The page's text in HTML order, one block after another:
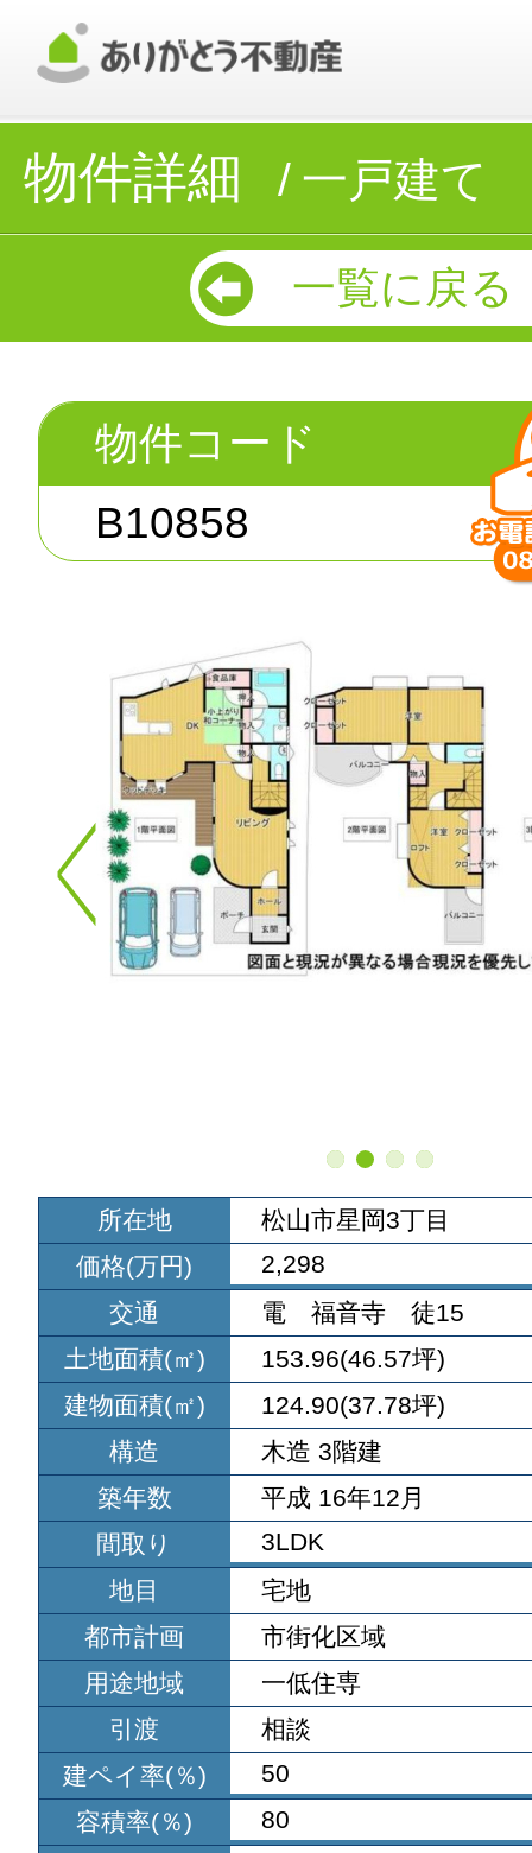
物件詳細 一戸建て
一覧に戻る
物件コード
B10858
所在地
松山市星岡3丁目
価格(万円)
2,298
交通
電 福音寺 徒15
土地面積(㎡)
153.96(46.57坪)
建物面積(㎡)
124.90(37.78坪)
構造
木造 3階建
築年数
平成 16年12月
間取り
3LDK
地目
宅地
都市計画
市街化区域
用途地域
一低住専
引渡
相談
建ペイ率(％)
50
容積率(％)
80